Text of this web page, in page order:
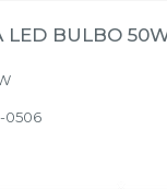
LED BULBO
0506